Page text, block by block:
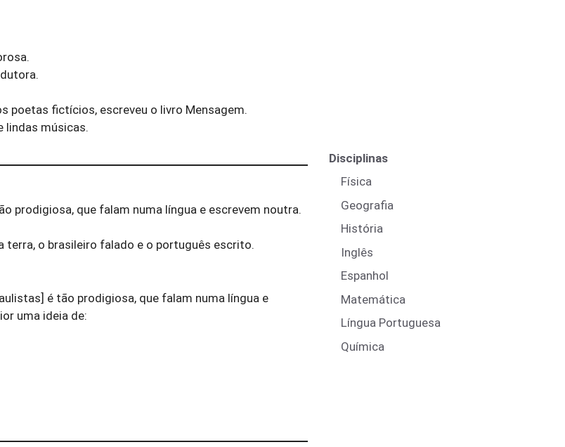
poetas fictícios, escreveu o livro Mensagem.
lindas músicas.
prodigiosa, que falam numa língua e escrevem noutra.
terra, o brasileiro falado e o português escrito.
é tão prodigiosa, que falam numa língua e
uma ideia de:
Disciplinas
Física
Geografia
História
Inglês
Espanhol
Matemática
Língua Portuguesa
Química